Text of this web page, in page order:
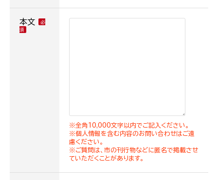
本文
※全角10,000文字以内でご記入ください。
※個人情報を含む内容のお問い合わせはご遠
慮ください。
※ご質問は、市の刊行物などに匿名で掲載させ
ていただくことがあります。